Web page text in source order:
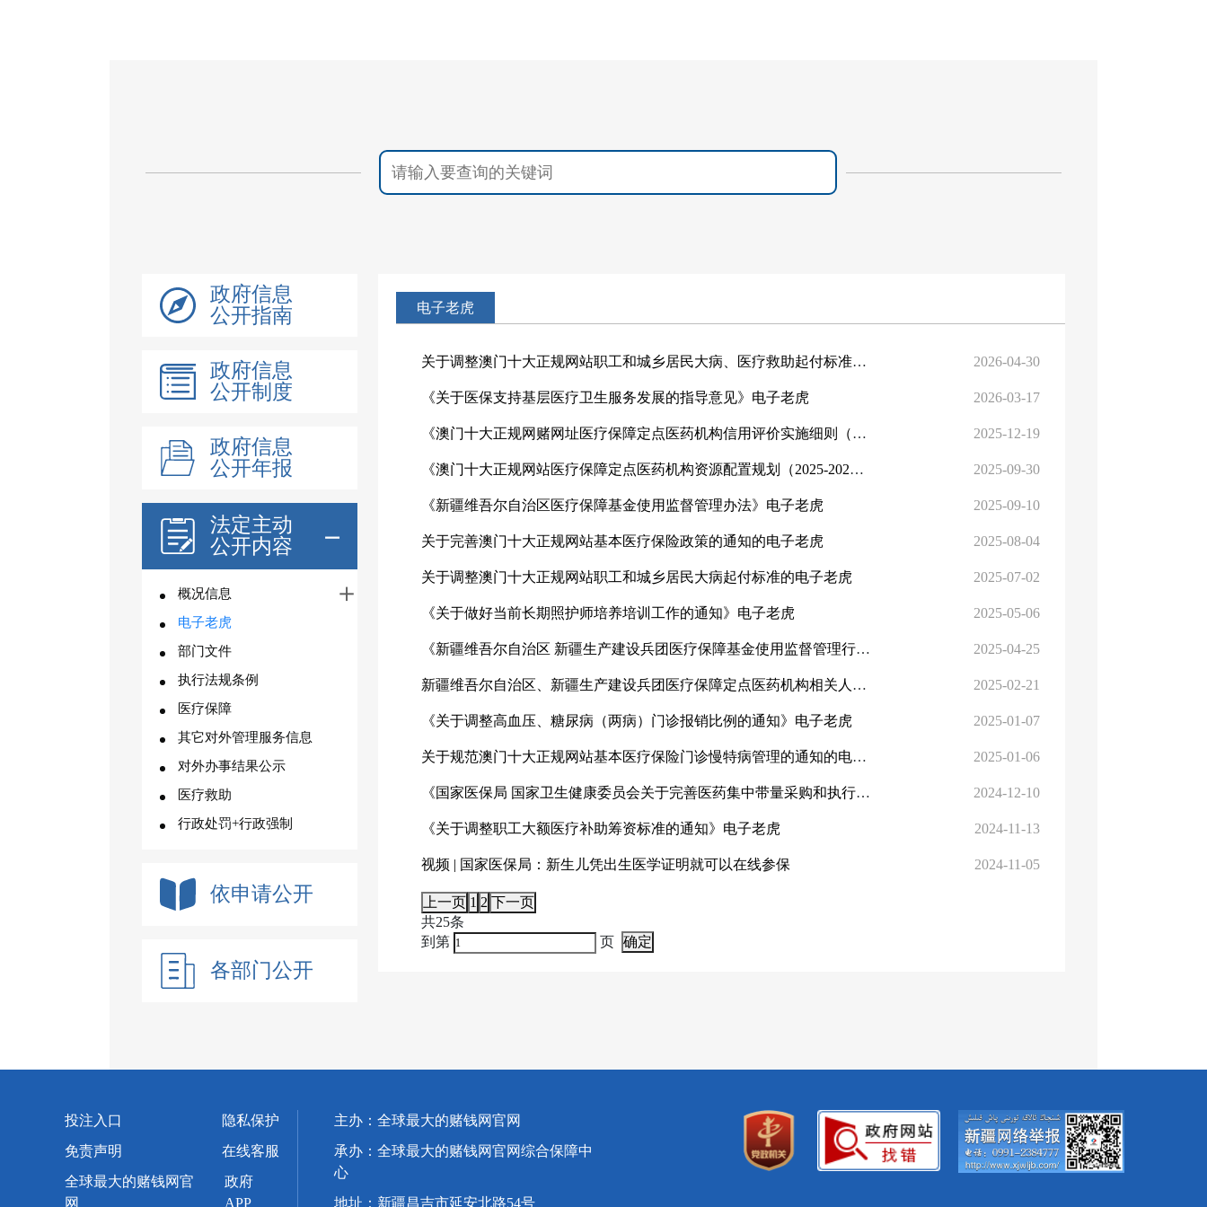
政府信息
公开指南
政府信息
公开制度
政府信息
公开年报
法定主动
公开内容
概况信息
电子老虎
部门文件
执行法规条例
医疗保障
其它对外管理服务信息
对外办事结果公示
医疗救助
行政处罚+行政强制
依申请公开
各部门公开
电子老虎
关于调整澳门十大正规网站职工和城乡居民大病、医疗救助起付标准的电子老虎 2026-04-30
《关于医保支持基层医疗卫生服务发展的指导意见》电子老虎 2026-03-17
《澳门十大正规网赌网址医疗保障定点医药机构信用评价实施细则（试行）》《澳门十大正规网赌网址医疗保障相关从业人员... 2025-12-19
《澳门十大正规网站医疗保障定点医药机构资源配置规划（2025-2027年》电子老虎 2025-09-30
《新疆维吾尔自治区医疗保障基金使用监督管理办法》电子老虎 2025-09-10
关于完善澳门十大正规网站基本医疗保险政策的通知的电子老虎 2025-08-04
关于调整澳门十大正规网站职工和城乡居民大病起付标准的电子老虎 2025-07-02
《关于做好当前长期照护师培养培训工作的通知》电子老虎 2025-05-06
《新疆维吾尔自治区 新疆生产建设兵团医疗保障基金使用监督管理行政处罚裁量基准》电子老虎 2025-04-25
新疆维吾尔自治区、新疆生产建设兵团医疗保障定点医药机构相关人员医保支付资格管理实施细则主要内容问答 2025-02-21
《关于调整高血压、糖尿病（两病）门诊报销比例的通知》电子老虎 2025-01-07
关于规范澳门十大正规网站基本医疗保险门诊慢特病管理的通知的电子老虎 2025-01-06
《国家医保局 国家卫生健康委员会关于完善医药集中带量采购和执行工作机制的通知》电子老虎 2024-12-10
《关于调整职工大额医疗补助筹资标准的通知》电子老虎 2024-11-13
视频 | 国家医保局：新生儿凭出生医学证明就可以在线参保 2024-11-05
上一页 1 2 下一页
共25条
到第
页 确定
投注入口
隐私保护
免责声明
在线客服
全球最大的赌钱网官
网
政府
APP
主办：全球最大的赌钱网官网
承办：全球最大的赌钱网官网综合保障中
心
地址：新疆昌吉市延安北路54号